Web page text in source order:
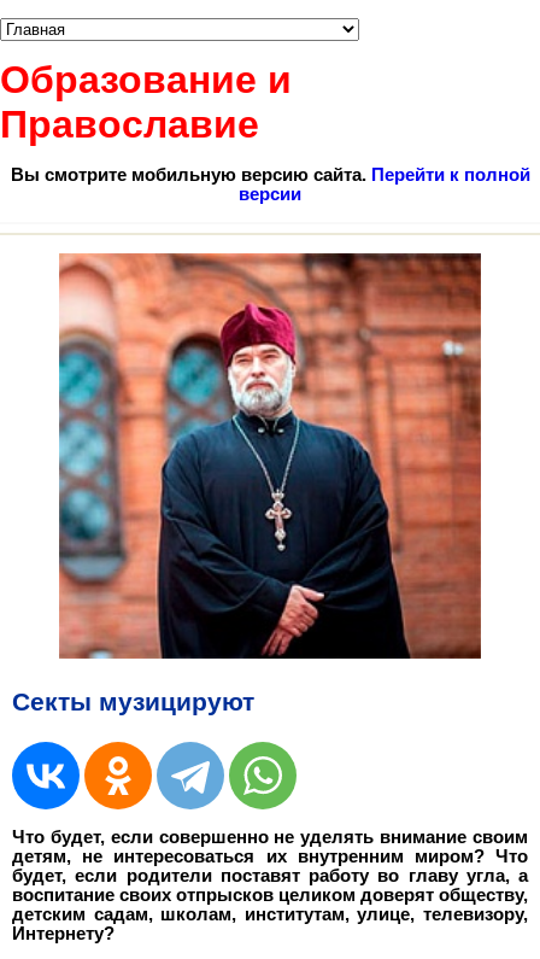
Образование и
Православие
Вы смотрите мобильную версию сайта. Перейти к полной
версии
Секты музицируют
Что будет, если совершенно не уделять внимание своим
детям, не интересоваться их внутренним миром? Что
будет, если родители поставят работу во главу угла, а
воспитание своих отпрысков целиком доверят обществу,
детским садам, школам, институтам, улице, телевизору,
Интернету?